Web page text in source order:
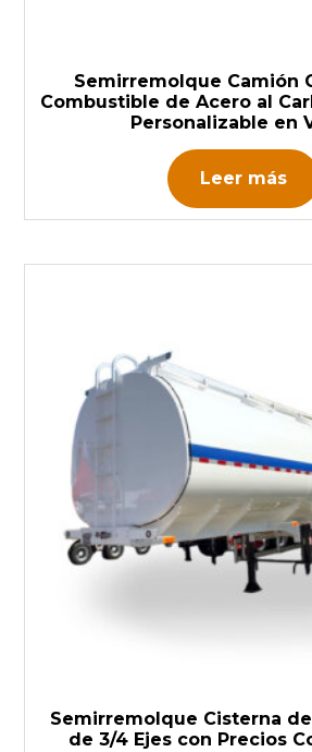
Semirremolque Camión
Combustible de Acero al
Personalizable en
Leer más
Semirremolque Cisterna
de 3/4 Ejes con Precios